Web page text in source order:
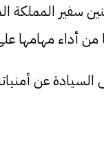
سفير المملكة
أداء مهامها
عن أمنياته